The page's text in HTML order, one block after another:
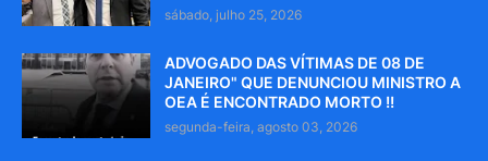
sábado, julho 25, 2026
ADVOGADO DAS VÍTIMAS DE 08 DE
JANEIRO" QUE DENUNCIOU MINISTRO A
OEA É ENCONTRADO MORTO !!
segunda-feira, agosto 03, 2026